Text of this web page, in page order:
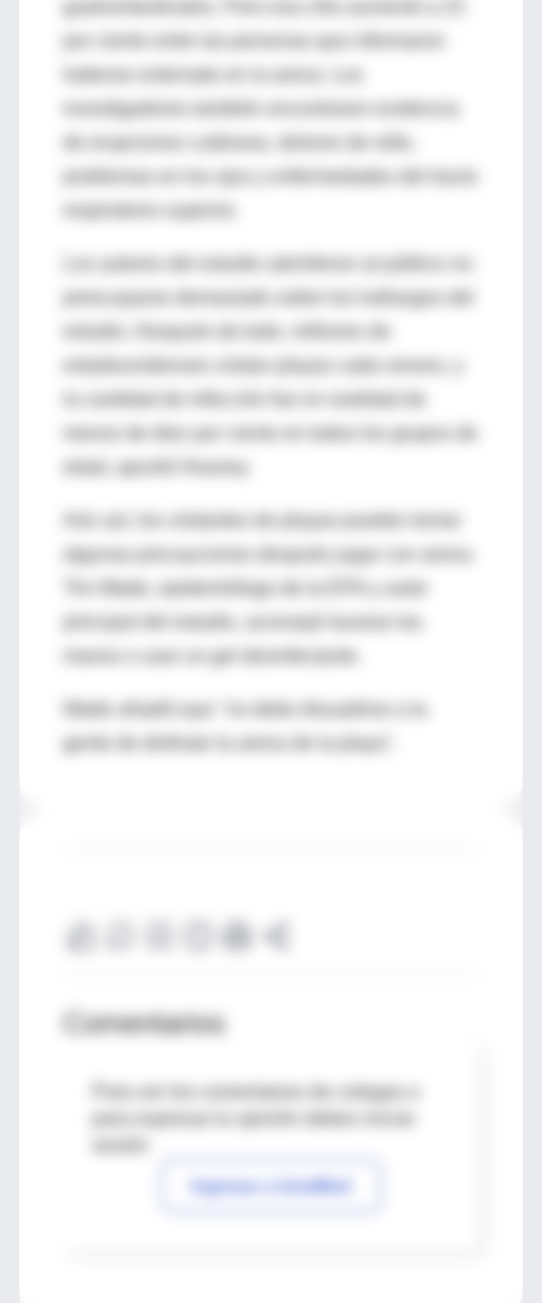
gastrointestinales. Pero esa cifra aumentó a 23
investigadores también encontraron evidencia
de erupciones cutáneas, dolores de oído,
respiratorio superior.
preocuparse demasiado sobre los hallazgos del
estadounidenses visitan playas cada verano, y
menos de diez por ciento en todos los grupos de
edad, apuntó Heaney.
Aún así, los visitantes de playas pueden tomar
algunas precauciones después jugar con arena.
Tim Wade, epidemiólogo de la EPA y autor
manos o usar un gel desinfectante.
gente de disfrutar la arena de la playa".
Comentarios
Para ver los comentarios de colegas o
Ingresar a IntraMed